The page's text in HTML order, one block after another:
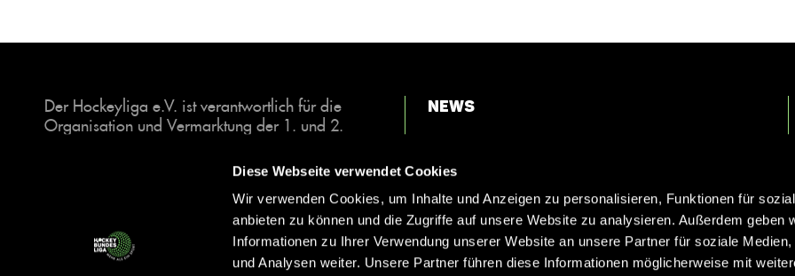
Diese Webseite verwendet Cookies
Wir verwenden Cookies, um Inhalte und Anzeigen zu personalisieren, Funktionen für
anbieten zu können und die Zugriffe auf unsere Website zu analysieren. Außerdem geben
Informationen zu Ihrer Verwendung unserer Website an unsere Partner für soziale Medien,
und Analysen weiter. Unsere Partner führen diese Informationen möglicherweise mit
Der Hockeyliga e.V. ist verantwortlich für die
Organisation und Vermarktung der 1. und 2.
Halle. Insgesamt sind über 60 Vereine unter dem
Dach der Hockeyliga organisiert, sowohl im
Herren als auch im Damen Bereich.
News
Kontakt